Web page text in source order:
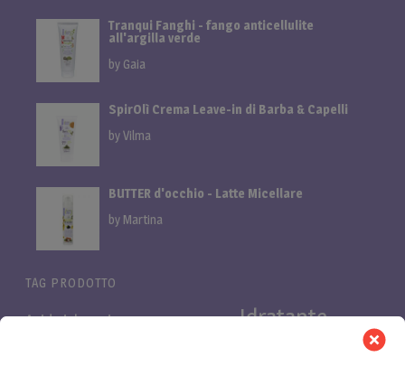
Tranqui Fanghi - fango anticellulite
all'argilla verde
by Gaia
SpirOlì Crema Leave-in di Barba & Capelli
by Vilma
BUTTER d'occhio - Latte Micellare
by Martina
TAG PRODOTTO
Acido ialuronico BifasicaIdratante